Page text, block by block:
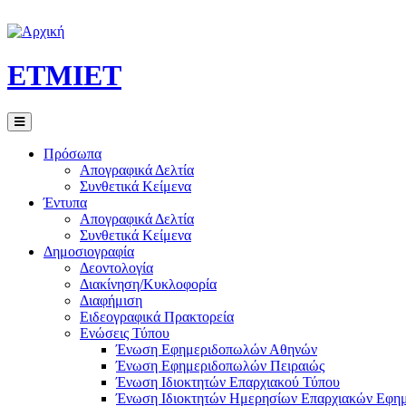
ETMIET
Πρόσωπα
Απογραφικά Δελτία
Συνθετικά Κείμενα
Έντυπα
Απογραφικά Δελτία
Συνθετικά Κείμενα
Δημοσιογραφία
Δεοντολογία
Διακίνηση/Κυκλοφορία
Διαφήμιση
Ειδεογραφικά Πρακτορεία
Ενώσεις Τύπου
Ένωση Εφημεριδοπωλών Αθηνών
Ένωση Εφημεριδοπωλών Πειραιώς
Ένωση Ιδιοκτητών Επαρχιακού Τύπου
Ένωση Ιδιοκτητών Ημερησίων Επαρχιακών